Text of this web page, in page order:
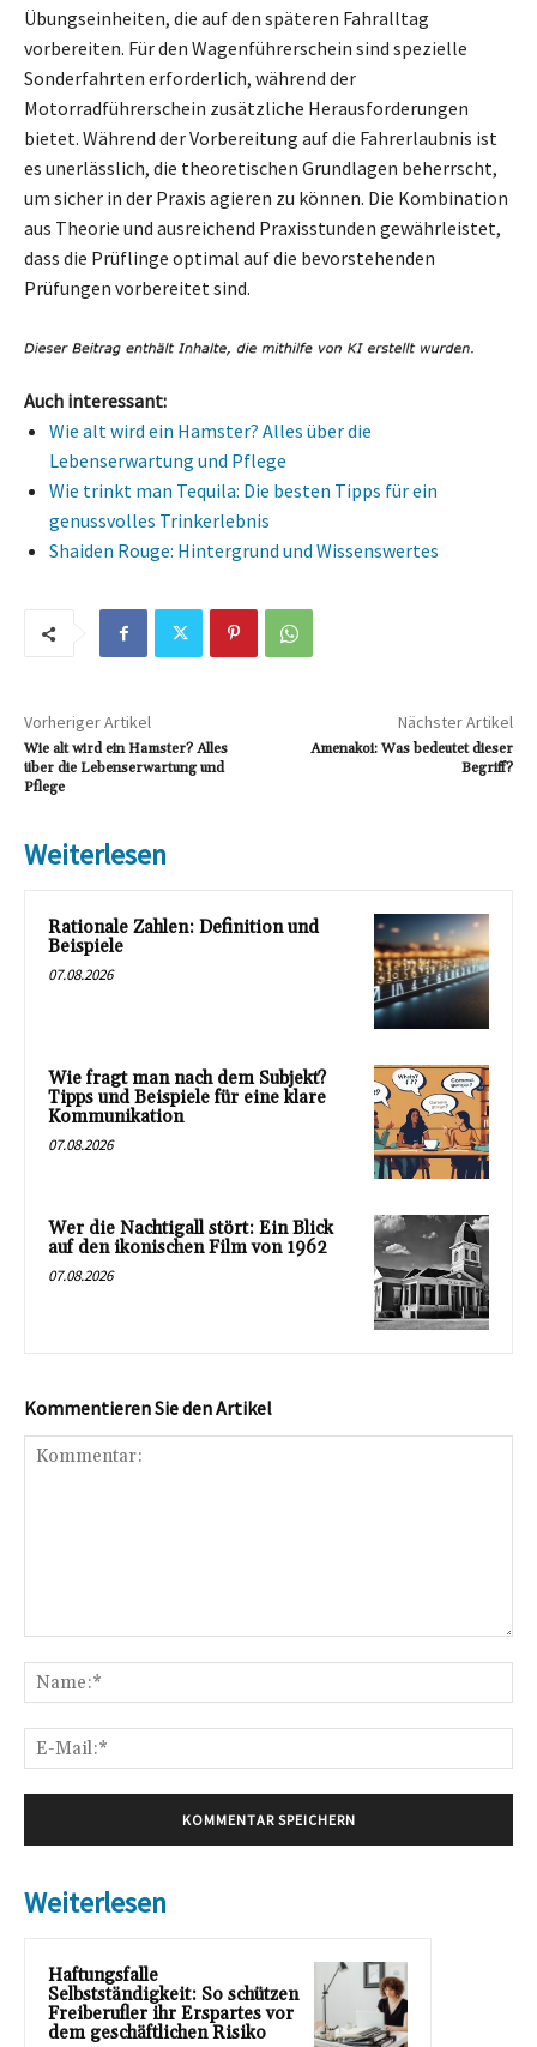
Übungseinheiten, die auf den späteren Fahralltag
vorbereiten. Für den Wagenführerschein sind spezielle
Sonderfahrten erforderlich, während der
Motorradführerschein zusätzliche Herausforderungen
bietet. Während der Vorbereitung auf die Fahrerlaubnis ist
es unerlässlich, die theoretischen Grundlagen beherrscht,
um sicher in der Praxis agieren zu können. Die Kombination
aus Theorie und ausreichend Praxisstunden gewährleistet,
dass die Prüflinge optimal auf die bevorstehenden
Prüfungen vorbereitet sind.
Auch interessant:
Wie alt wird ein Hamster? Alles über die
Lebenserwartung und Pflege
Wie trinkt man Tequila: Die besten Tipps für ein
genussvolles Trinkerlebnis
Shaiden Rouge: Hintergrund und Wissenswertes
Vorheriger Artikel
Wie alt wird ein Hamster? Alles
über die Lebenserwartung und
Pflege
Nächster Artikel
Amenakoi: Was bedeutet dieser
Begriff?
Weiterlesen
Rationale Zahlen: Definition und
Beispiele
07.08.2026
Wie fragt man nach dem Subjekt?
Tipps und Beispiele für eine klare
Kommunikation
07.08.2026
Wer die Nachtigall stört: Ein Blick
auf den ikonischen Film von 1962
07.08.2026
Kommentieren Sie den Artikel
Weiterlesen
Haftungsfalle
Selbstständigkeit: So schützen
Freiberufler ihr Erspartes vor
dem geschäftlichen Risiko